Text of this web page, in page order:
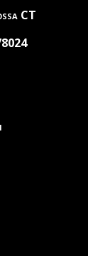
CT